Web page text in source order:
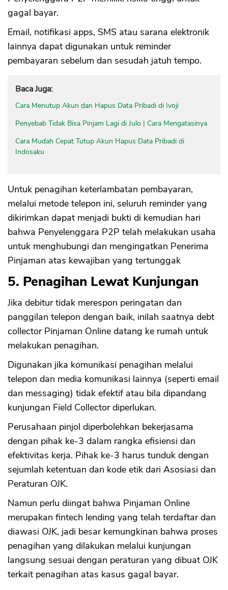
gagal bayar.
Email, notifikasi apps, SMS atau sarana elektronik
lainnya dapat digunakan untuk reminder
pembayaran sebelum dan sesudah jatuh tempo.
Baca Juga:
Cara Menutup Akun dan Hapus Data Pribadi di Ivoji
Penyebab Tidak Bisa Pinjam Lagi di Julo | Cara Mengatasinya
Cara Mudah Cepat Tutup Akun Hapus Data Pribadi di
Indosaku
Untuk penagihan keterlambatan pembayaran,
melalui metode telepon ini, seluruh reminder yang
dikirimkan dapat menjadi bukti di kemudian hari
bahwa Penyelenggara P2P telah melakukan usaha
untuk menghubungi dan mengingatkan Penerima
Pinjaman atas kewajiban yang tertunggak
5. Penagihan Lewat Kunjungan
Jika debitur tidak merespon peringatan dan
panggilan telepon dengan baik, inilah saatnya debt
collector Pinjaman Online datang ke rumah untuk
melakukan penagihan.
Digunakan jika komunikasi penagihan melalui
telepon dan media komunikasi lainnya (seperti email
dan messaging) tidak efektif atau bila dipandang
kunjungan Field Collector diperlukan.
Perusahaan pinjol diperbolehkan bekerjasama
dengan pihak ke-3 dalam rangka efisiensi dan
efektivitas kerja. Pihak ke-3 harus tunduk dengan
sejumlah ketentuan dan kode etik dari Asosiasi dan
Peraturan OJK.
Namun perlu diingat bahwa Pinjaman Online
merupakan fintech lending yang telah terdaftar dan
diawasi OJK, jadi besar kemungkinan bahwa proses
penagihan yang dilakukan melalui kunjungan
langsung sesuai dengan peraturan yang dibuat OJK
terkait penagihan atas kasus gagal bayar.